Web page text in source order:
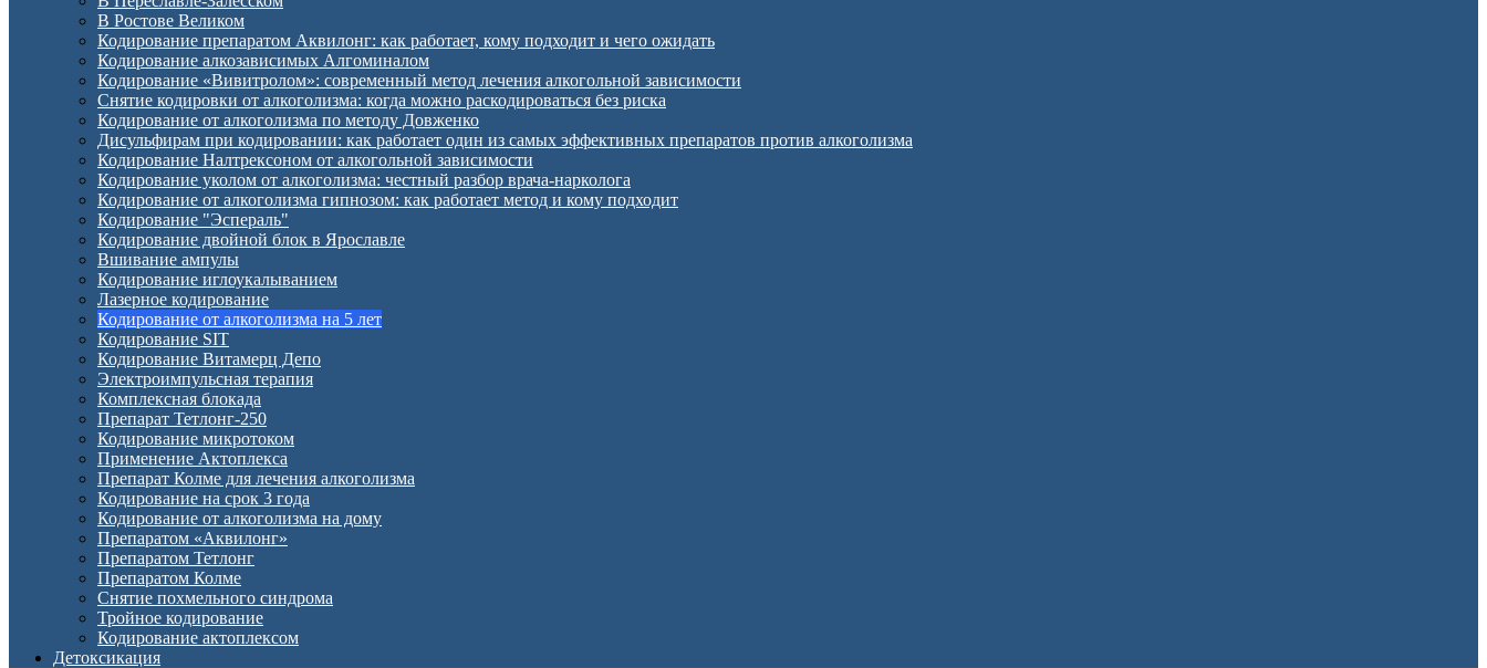
В Ростове Великом
Кодирование препаратом Аквилонг: как работает, кому подходит и чего ожидать
Кодирование алкозависимых Алгоминалом
Кодирование «Вивитролом»: современный метод лечения алкогольной зависимости
Снятие кодировки от алкоголизма: когда можно раскодироваться без риска
Кодирование от алкоголизма по методу Довженко
Дисульфирам при кодировании: как работает один из самых эффективных препаратов против алкоголизма
Кодирование Налтрексоном от алкогольной зависимости
Кодирование уколом от алкоголизма: честный разбор врача-нарколога
Кодирование от алкоголизма гипнозом: как работает метод и кому подходит
Кодирование "Эспераль"
Кодирование двойной блок в Ярославле
Вшивание ампулы
Кодирование иглоукалыванием
Лазерное кодирование
Кодирование от алкоголизма на 5 лет
Кодирование SIT
Кодирование Витамерц Депо
Электроимпульсная терапия
Комплексная блокада
Препарат Тетлонг-250
Кодирование микротоком
Применение Актоплекса
Препарат Колме для лечения алкоголизма
Кодирование на срок 3 года
Кодирование от алкоголизма на дому
Препаратом «Аквилонг»
Препаратом Тетлонг
Препаратом Колме
Снятие похмельного синдрома
Тройное кодирование
Кодирование актоплексом
Детоксикация